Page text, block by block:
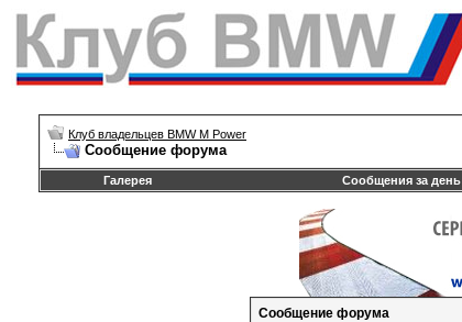
Клуб владельцев BMW M Power
Сообщение форума
Галерея Сообщения за день
Сообщение форума